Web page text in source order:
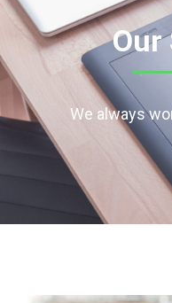
Our
We always